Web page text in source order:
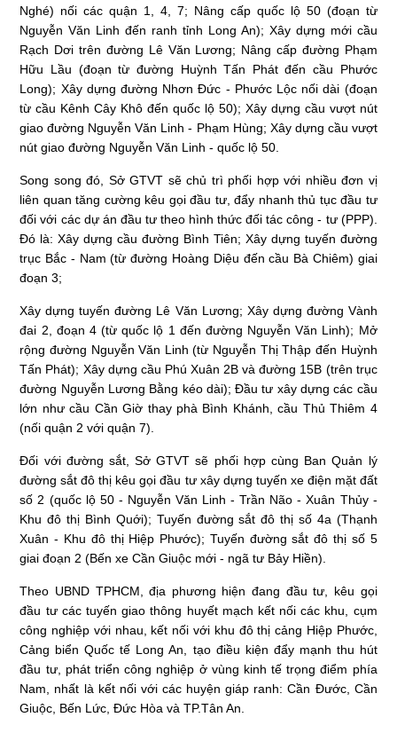
Nghé) nối các quận 1, 4, 7; Nâng cấp quốc lộ 50 (đoạn từ
Nguyễn Văn Linh đến ranh tỉnh Long An); Xây dựng mới cầu
Rạch Dơi trên đường Lê Văn Lương; Nâng cấp đường Phạm
Hữu Lầu (đoạn từ đường Huỳnh Tấn Phát đến cầu Phước
Long); Xây dựng đường Nhơn Đức - Phước Lộc nối dài (đoạn
từ cầu Kênh Cây Khô đến quốc lộ 50); Xây dựng cầu vượt nút
giao đường Nguyễn Văn Linh - Phạm Hùng; Xây dựng cầu vượt
nút giao đường Nguyễn Văn Linh - quốc lộ 50.
Song song đó, Sở GTVT sẽ chủ trì phối hợp với nhiều đơn vị
liên quan tăng cường kêu gọi đầu tư, đẩy nhanh thủ tục đầu tư
đối với các dự án đầu tư theo hình thức đối tác công - tư (PPP).
Đó là: Xây dựng cầu đường Bình Tiên; Xây dựng tuyến đường
trục Bắc - Nam (từ đường Hoàng Diệu đến cầu Bà Chiêm) giai
đoạn 3;
Xây dựng tuyến đường Lê Văn Lương; Xây dựng đường Vành
đai 2, đoạn 4 (từ quốc lộ 1 đến đường Nguyễn Văn Linh); Mở
rộng đường Nguyễn Văn Linh (từ Nguyễn Thị Thập đến Huỳnh
Tấn Phát); Xây dựng cầu Phú Xuân 2B và đường 15B (trên trục
đường Nguyễn Lương Bằng kéo dài); Đầu tư xây dựng các cầu
lớn như cầu Cần Giờ thay phà Bình Khánh, cầu Thủ Thiêm 4
(nối quận 2 với quận 7).
Đối với đường sắt, Sở GTVT sẽ phối hợp cùng Ban Quản lý
đường sắt đô thị kêu gọi đầu tư xây dựng tuyến xe điện mặt đất
số 2 (quốc lộ 50 - Nguyễn Văn Linh - Trần Não - Xuân Thủy -
Khu đô thị Bình Quới); Tuyến đường sắt đô thị số 4a (Thạnh
Xuân - Khu đô thị Hiệp Phước); Tuyến đường sắt đô thị số 5
giai đoạn 2 (Bến xe Cần Giuộc mới - ngã tư Bảy Hiền).
Theo UBND TPHCM, địa phương hiện đang đầu tư, kêu gọi
đầu tư các tuyến giao thông huyết mạch kết nối các khu, cụm
công nghiệp với nhau, kết nối với khu đô thị cảng Hiệp Phước,
Cảng biển Quốc tế Long An, tạo điều kiện đẩy mạnh thu hút
đầu tư, phát triển công nghiệp ở vùng kinh tế trọng điểm phía
Nam, nhất là kết nối với các huyện giáp ranh: Cần Đước, Cần
Giuộc, Bến Lức, Đức Hòa và TP.Tân An.